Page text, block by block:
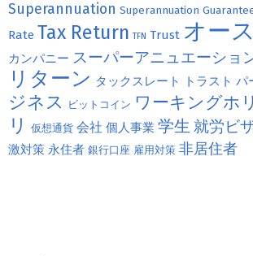
Superannuation Superannuation
Rate Tax Return TFN Trust オー
カンパニー スーパーアニュエーショ
リターン タックスレート トラスト パ
ジネス
ビットコイン ワーキングホ
リ
仮想通貨 会社 個人事業 学生 就労ビ
激対策 永住者 銀行口座 雇用対策 非居住者